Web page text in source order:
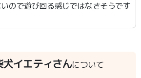
ので遊び回る感じではなさそうです
犬イエティさんについて